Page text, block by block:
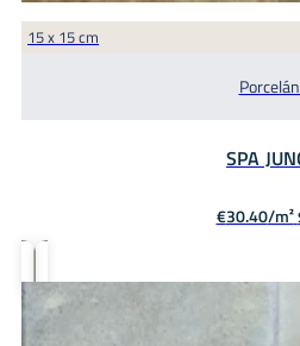
15 x 15 cm
SPA
€30.40